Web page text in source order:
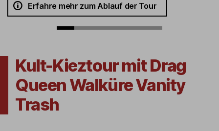
Erfahre mehr zum Ablauf der Tour
Kult-Kieztour mit Drag
Queen Walküre Vanity
Trash